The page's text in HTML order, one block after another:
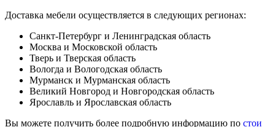
Доставка мебели осуществляется в следующих регионах:
Санкт-Петербург и Ленинградская область
Москва и Московской область
Тверь и Тверская область
Вологда и Вологодская область
Мурманск и Мурманская область
Великий Новгород и Новгородская область
Ярославль и Ярославская область
Вы можете получить более подробную информацию по